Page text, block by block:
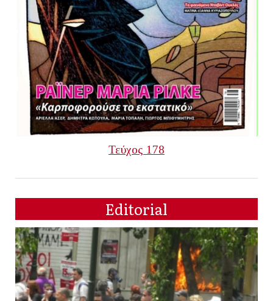
Τεύχος 178
Editorial